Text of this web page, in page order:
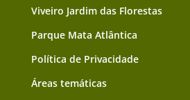
Viveiro Jardim das Florestas
Parque Mata Atlântica
Política de Privacidade
Áreas temáticas